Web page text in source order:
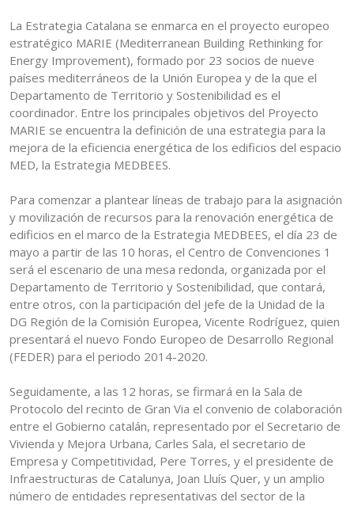
La Estrategia Catalana se enmarca en el proyecto europeo
estratégico MARIE (Mediterranean Building Rethinking for
Energy Improvement), formado por 23 socios de nueve
países mediterráneos de la Unión Europea y de la que el
Departamento de Territorio y Sostenibilidad es el
coordinador. Entre los principales objetivos del Proyecto
MARIE se encuentra la definición de una estrategia para la
mejora de la eficiencia energética de los edificios del espacio
MED, la Estrategia MEDBEES.
Para comenzar a plantear líneas de trabajo para la asignación
y movilización de recursos para la renovación energética de
edificios en el marco de la Estrategia MEDBEES, el día 23 de
mayo a partir de las 10 horas, el Centro de Convenciones 1
será el escenario de una mesa redonda, organizada por el
Departamento de Territorio y Sostenibilidad, que contará,
entre otros, con la participación del jefe de la Unidad de la
DG Región de la Comisión Europea, Vicente Rodríguez, quien
presentará el nuevo Fondo Europeo de Desarrollo Regional
(FEDER) para el periodo 2014-2020.
Seguidamente, a las 12 horas, se firmará en la Sala de
Protocolo del recinto de Gran Via el convenio de colaboración
entre el Gobierno catalán, representado por el Secretario de
Vivienda y Mejora Urbana, Carles Sala, el secretario de
Empresa y Competitividad, Pere Torres, y el presidente de
Infraestructuras de Catalunya, Joan Lluís Quer, y un amplio
número de entidades representativas del sector de la